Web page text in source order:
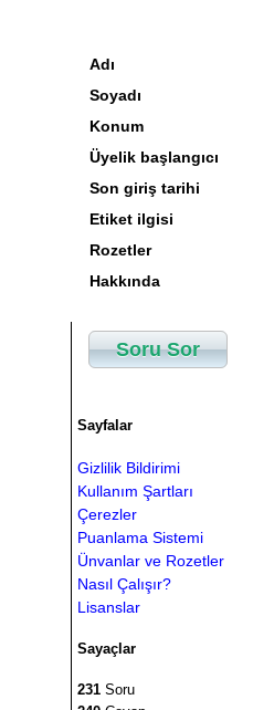
Adı
Soyadı
Konum
Üyelik başlangıcı
Son giriş tarihi
Etiket ilgisi
Rozetler
Hakkında
Soru Sor
Sayfalar
Gizlilik Bildirimi
Kullanım Şartları
Çerezler
Puanlama Sistemi
Ünvanlar ve Rozetler
Nasıl Çalışır?
Lisanslar
Sayaçlar
231 Soru